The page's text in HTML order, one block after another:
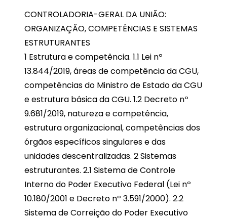
CONTROLADORIA-GERAL DA UNIÃO:
ORGANIZAÇÃO, COMPETÊNCIAS E SISTEMAS
ESTRUTURANTES
1 Estrutura e competência. 1.1 Lei nº
13.844/2019, áreas de competência da CGU,
competências do Ministro de Estado da CGU
e estrutura básica da CGU. 1.2 Decreto nº
9.681/2019, natureza e competência,
estrutura organizacional, competências dos
órgãos específicos singulares e das
unidades descentralizadas. 2 Sistemas
estruturantes. 2.1 Sistema de Controle
Interno do Poder Executivo Federal (Lei nº
10.180/2001 e Decreto nº 3.591/2000). 2.2
Sistema de Correição do Poder Executivo